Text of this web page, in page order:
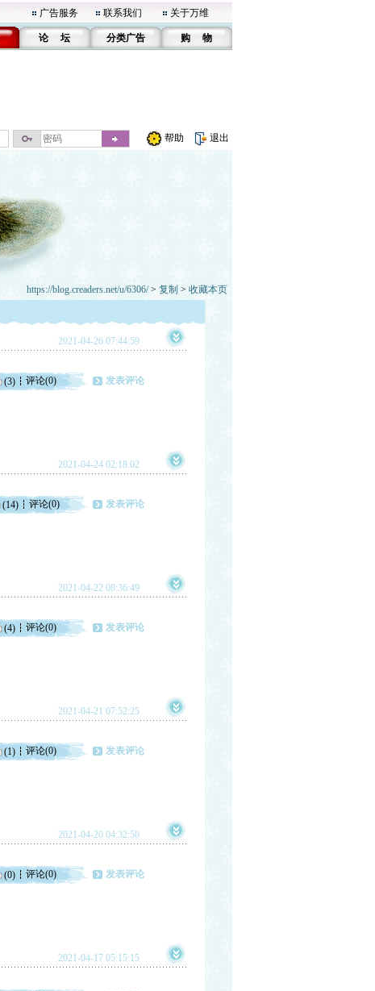
广告服务 联系我们 关于万维
论 坛 分类广告 购 物
帮助 退出
https://blog.creaders.net/u/6306/> 复制 > 收藏本页
2021-04-26 07:44:59
(3) 评论(0) 发表评论
2021-04-24 02:18:02
(14) 评论(0) 发表评论
2021-04-22 08:36:49
(4) 评论(0) 发表评论
2021-04-21 07:52:25
(1) 评论(0) 发表评论
2021-04-20 04:32:50
(0) 评论(0) 发表评论
2021-04-17 05:15:15